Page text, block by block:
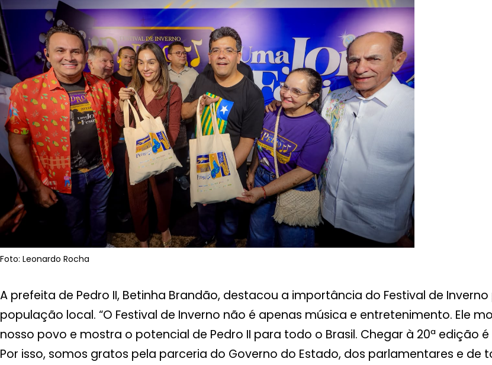
Foto: Leonardo Rocha
A prefeita de Pedro II, Betinha Brandão, destacou a importância do Festival de
população local. “O Festival de Inverno não é apenas música e entretenimento. Ele
nosso povo e mostra o potencial de Pedro II para todo o Brasil. Chegar à 20ª edição
Por isso, somos gratos pela parceria do Governo do Estado, dos parlamentares e